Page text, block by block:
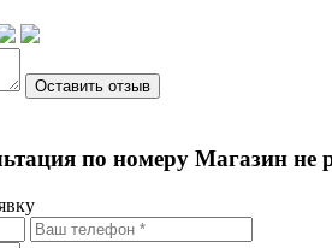
по номеру Магазин не